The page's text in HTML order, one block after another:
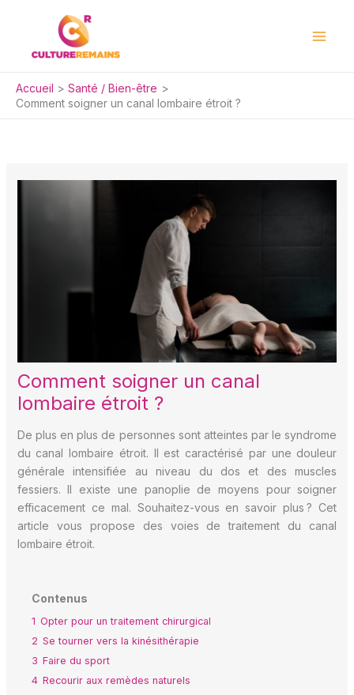
Accueil
Santé / Bien-être
Comment soigner un canal lombaire étroit ?
Comment soigner un canal
lombaire étroit ?
De plus en plus de personnes sont atteintes par le syndrome
du canal lombaire étroit. Il est caractérisé par une douleur
générale intensifiée au niveau du dos et des muscles
fessiers. Il existe une panoplie de moyens pour soigner
efficacement ce mal. Souhaitez-vous en savoir plus ? Cet
article vous propose des voies de traitement du canal
lombaire étroit.
Contenus
1 Opter pour un traitement chirurgical
2 Se tourner vers la kinésithérapie
3 Faire du sport
4 Recourir aux remèdes naturels